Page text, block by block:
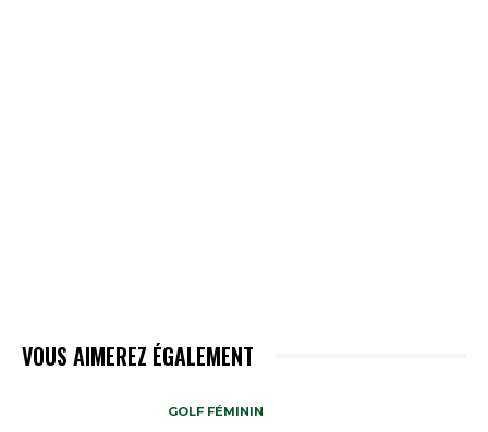
VOUS AIMEREZ ÉGALEMENT
GOLF FÉMININ